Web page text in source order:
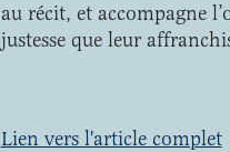
au récit, et accompagne
justesse que leur
Lien vers l'article complet